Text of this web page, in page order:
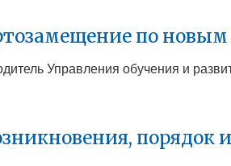
по новым
Управления обучения и